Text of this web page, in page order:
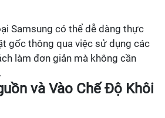
Samsung có thể dễ dàng thực
gốc thông qua việc sử dụng các
làm đơn giản mà không cần
và Vào Chế Độ Khôi